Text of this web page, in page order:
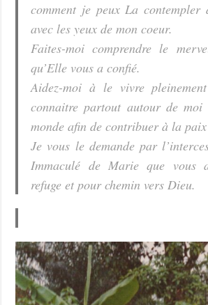
comment je peux La contempler
avec les yeux de mon coeur.
Faites-moi comprendre le
qu’Elle vous a confié.
Aidez-moi à le vivre
connaitre partout autour de
monde afin de contribuer à la
Je vous le demande par
Immaculé de Marie que vous
refuge et pour chemin vers Dieu.